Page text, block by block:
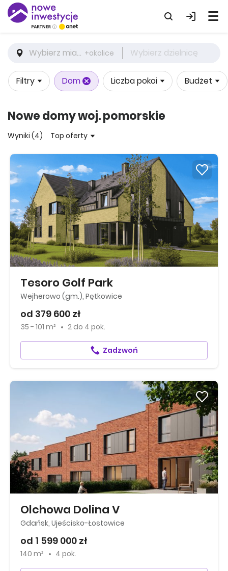
Wybierz miasto +okolice Wybierz dzielnicę
Filtry Dom Liczba pokoi Budżet
Nowe domy woj. pomorskie
Wyniki (4) Top oferty
Tesoro Golf Park
Wejherowo (gm.), Pętkowice
od 379 600 zł
35 - 101 m² 2 do 4 pok.
Zadzwoń
Olchowa Dolina V
Gdańsk, Ujeścisko-Łostowice
od 1 599 000 zł
140 m² 4 pok.